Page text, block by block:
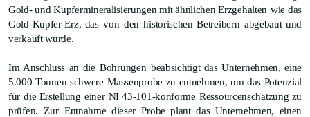
Gold- und Kupfermineralisierungen mit ähnlichen Erzgehalten wie das
Gold-Kupfer-Erz, das von den historischen Betreibern abgebaut und
verkauft wurde.
Im Anschluss an die Bohrungen beabsichtigt das Unternehmen, eine
5.000 Tonnen schwere Massenprobe zu entnehmen, um das Potenzial
für die Erstellung einer NI 43-101-konforme Ressourcenschätzung zu
prüfen. Zur Entnahme dieser Probe plant das Unternehmen, einen